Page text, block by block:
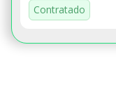
Contratado